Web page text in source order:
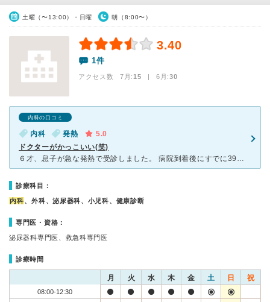
土曜（〜13:00）・日曜 朝（8:00〜）
3.40
1件
アクセス数 7月:15 | 6月:30
内科の口コミ
内科 発熱
5.0
ドクターがかっこいい(笑)
６才、息子が急な発熱で受診しました。 病院到着後にすでに39度まで上がっていたのですぐにインフルエンザの検査を。 看護師さんが手早く検査をしてくれたのですが、上手なようで息子も騒ぐことなく検査を終
診療科目：
内科、外科、泌尿器科、小児科、健康診断
専門医・資格：
泌尿器科専門医、救急科専門医
診療時間
月 火 水 木 金 土 日 祝
08:00-12:30